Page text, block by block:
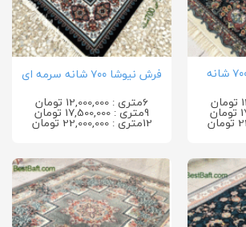
فرش افشان سرو ۷۰۰ شانه
فرش نیوشا ۷۰۰ شانه سرمه ای
6متری : 12,000,000 تومان
9متری : 17,500,000 تومان
12متری : 22,000,000 تومان